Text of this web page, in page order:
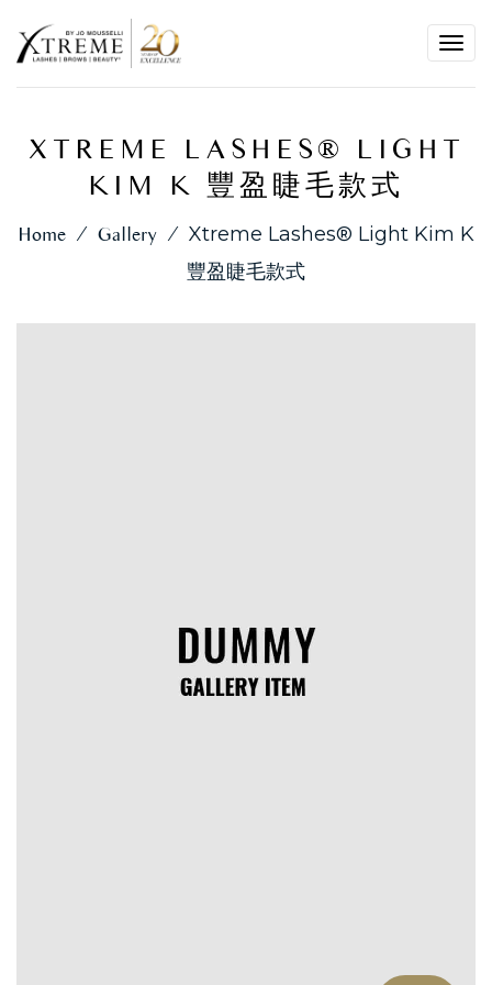
XTREME LASHES® LIGHT
KIM K 豐盈睫毛款式
Home ⁄ Gallery ⁄ Xtreme Lashes® Light Kim K
豐盈睫毛款式